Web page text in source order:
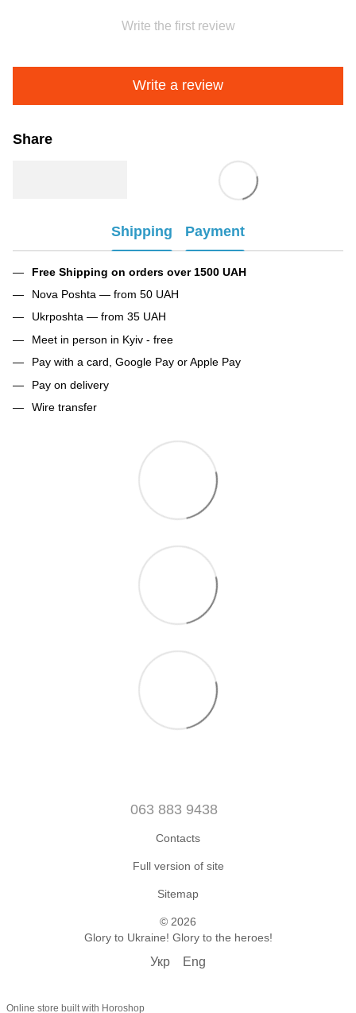
Write the first review
Write a review
Share
Shipping Payment
Free Shipping on orders over 1500 UAH
Nova Poshta — from 50 UAH
Ukrposhta — from 35 UAH
Meet in person in Kyiv - free
Pay with a card, Google Pay or Apple Pay
Pay on delivery
Wire transfer
063 883 9438
Contacts
Full version of site
Sitemap
© 2026
Glory to Ukraine! Glory to the heroes!
Укр Eng
Online store built with Horoshop